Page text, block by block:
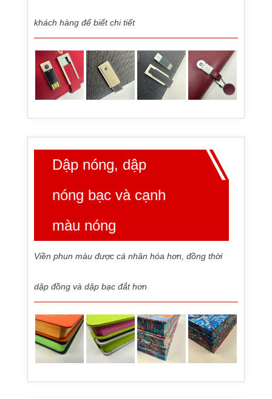
khách hàng để biết chi tiết
Dập nóng, dập
nóng bạc và cạnh
màu nóng
Viền phun màu được cá nhân hóa hơn, đồng thời
dập đồng và dập bạc đắt hơn